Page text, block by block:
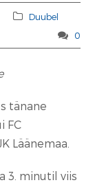
Duubel
0
tänane
FC
Läänemaa.
3. minutil viis